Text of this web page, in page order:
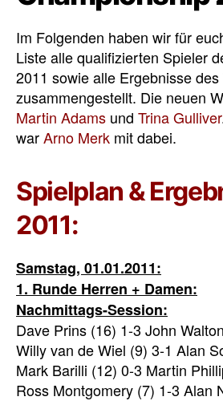
Im Folgenden haben wir für
Liste alle qualifizierten Spieler
2011 sowie alle Ergebnisse des
zusammengestellt. Die neuen
Martin Adams und Trina Gulliver
warArno Merk mit dabei.
Spielplan &
2011:
Samstag, 01.01.2011:
1. Runde Herren + Damen:
Nachmittags-Session:
Dave Prins (16) 1-3 John Walton
Willy van de Wiel (9) 3-1 Alan
Mark Barilli (12) 0-3 Martin
Ross Montgomery (7) 1-3 Alan